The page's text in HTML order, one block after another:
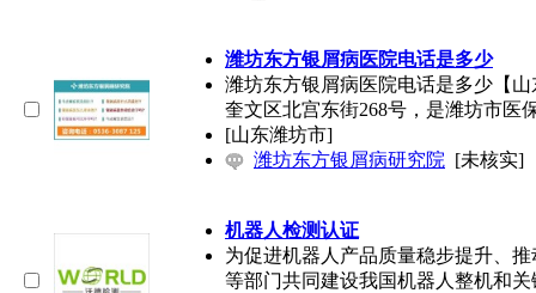
潍坊东方银屑病医院电话是多少
潍坊东方银屑病医院电话是多少【
奎文区北宫东街268号，是潍坊市医
[山东潍坊市]
潍坊东方银屑病研究院 [未核实]
机器人检测认证
为促进机器人产品质量稳步提升、
等部门共同建设我国机器人整机和关